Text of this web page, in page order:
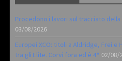
Procedono i lavori sul tracciato
03/08/2026
Europei XCO: titoli a Aldridge, Frei
tra gli Elite. Corvi fora ed è 4^ 02/08/